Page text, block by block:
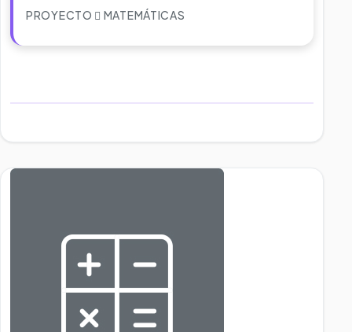
PROYECTO MATEMÁTICAS